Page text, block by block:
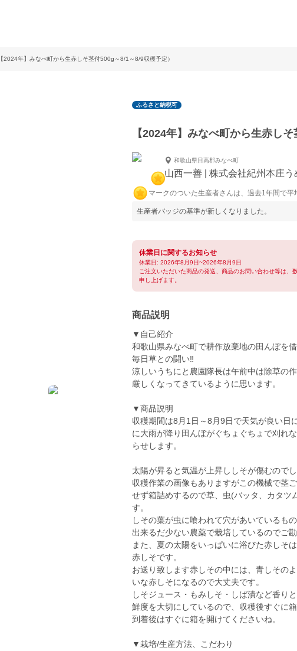
【2024年】みなべ町から生赤しそ茎付500g～8/1～8/9収穫予定）
ふるさと納税可
【2024年】みなべ町から生赤し
和歌山県日高郡みなべ町
山西一善 | 株式会社紀州本庄う
マークのついた生産者さんは、過去1年間で平
生産者バッジの基準が新しくなりました。
休業日に関するお知らせ
休業日: 2026年8月9日~2026年8月9日
ご注文いただいた商品の発送、商品のお問い合わせ等は
申し上げます。
商品説明
▼自己紹介
和歌山県みなべ町で耕作放棄地の田んぼを
毎日草との闘い‼
涼しいうちにと農園隊長は午前中は除草の
厳しくなってきているように思います。
▼商品説明
収穫期間は8月1日～8月9日で天気が良い日
に大雨が降り田んぼがぐちょぐちょで刈れ
らせします。
太陽が昇ると気温が上昇ししそが傷むので
収穫作業の画像もありますがこの機械で茎
せず箱詰めするので草、虫(バッタ、カタツ
す。
しその葉が虫に喰われて穴があいているもの
出来るだ少ない農薬で栽培しているのでご勘
また、夏の太陽をいっぱいに浴びた赤しそ
赤しそです。
お送り致します赤しその中には、青しその
いな赤しそになるので大丈夫です。
しそジュース・もみしそ・しば漬など香り
鮮度を大切にしているので、収穫後すぐに
到着後はすぐに箱を開けてくださいね。
▼栽培/生産方法、こだわり